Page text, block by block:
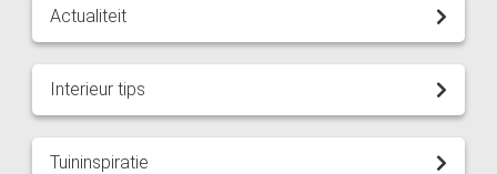
Actualiteit
Interieur tips
Tuininspiratie